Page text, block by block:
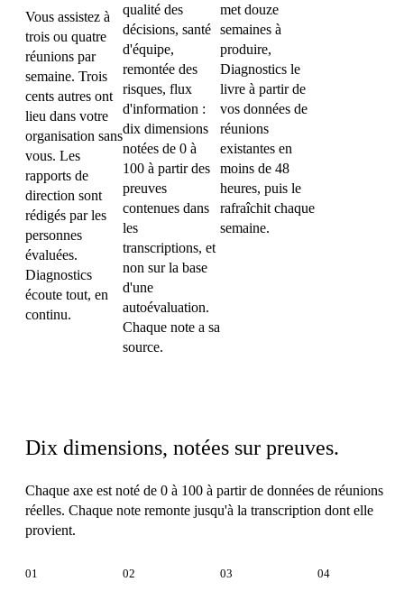
Vous assistez à
trois ou quatre
réunions par
semaine. Trois
cents autres ont
lieu dans votre
organisation sans
vous. Les
rapports de
direction sont
rédigés par les
personnes
évaluées.
Diagnostics
écoute tout, en
continu.
qualité des
décisions, santé
d'équipe,
remontée des
risques, flux
d'information :
dix dimensions
notées de 0 à
100 à partir des
preuves
contenues dans
les
transcriptions, et
non sur la base
d'une
autoévaluation.
Chaque note a sa
source.
met douze
semaines à
produire,
Diagnostics le
livre à partir de
vos données de
réunions
existantes en
moins de 48
heures, puis le
rafraîchit chaque
semaine.
Dix dimensions, notées sur preuves.
Chaque axe est noté de 0 à 100 à partir de données de réunions
réelles. Chaque note remonte jusqu'à la transcription dont elle
provient.
01 02 03 04